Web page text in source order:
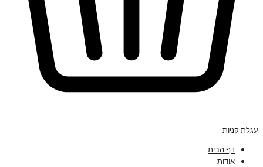
עגלת קניות
דף הבית
אודות